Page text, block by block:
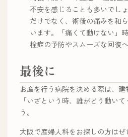
不安を感じることも多いでし
だけでなく、術後の痛みを和
います。「痛くて動けない」
栓症の予防やスムーズな回復
最後に
お産を行う病院を決める際は、建
「いざという時、誰がどう動い
う。
大阪で産婦人科をお探しの方はぜ